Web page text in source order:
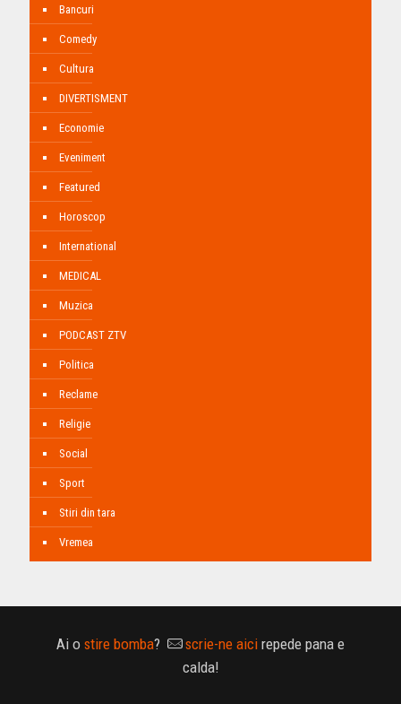
Bancuri
Comedy
Cultura
DIVERTISMENT
Economie
Eveniment
Featured
Horoscop
International
MEDICAL
Muzica
PODCAST ZTV
Politica
Reclame
Religie
Social
Sport
Stiri din tara
Vremea
Ai o stire bomba? scrie-ne aici repede pana e
calda!